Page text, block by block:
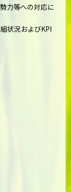
力等への対応に
状況およびKPI